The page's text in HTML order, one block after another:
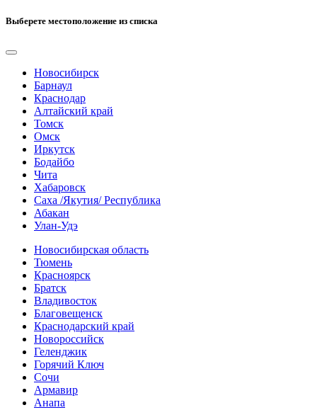
Выберете местоположение из списка
Новосибирск
Барнаул
Краснодар
Алтайский край
Томск
Омск
Иркутск
Бодайбо
Чита
Хабаровск
Саха /Якутия/ Республика
Абакан
Улан-Удэ
Новосибирская область
Тюмень
Красноярск
Братск
Владивосток
Благовещенск
Краснодарский край
Новороссийск
Геленджик
Горячий Ключ
Сочи
Армавир
Анапа